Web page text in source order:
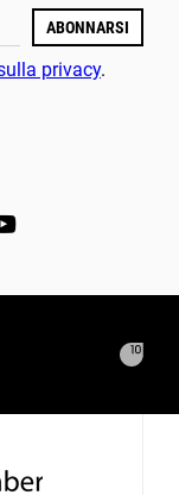
ABONNARSI
privacy.